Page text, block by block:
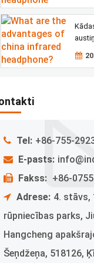
Tel: +86-755-
E-pasts:
Fakss: +86-
Adrese: 4. stāvs,
rūpniecības parks,
Hangcheng
Šeņdžeņa, 518126,